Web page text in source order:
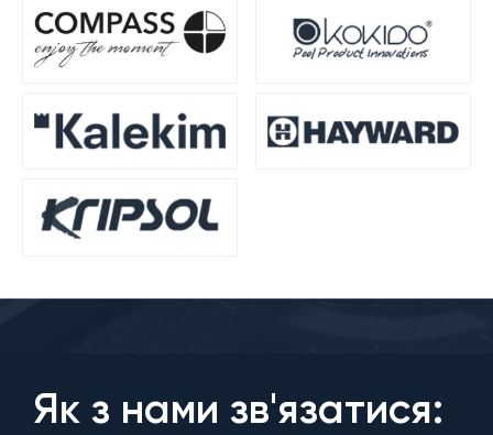
Як з нами зв'язатися: